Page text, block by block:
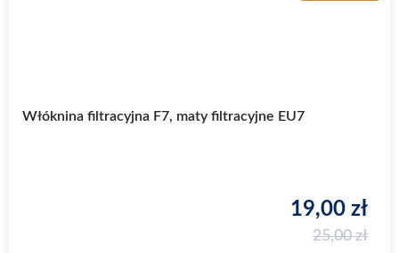
Włóknina filtracyjna F7, maty filtracyjne EU7
25,00zł
19,00 zł